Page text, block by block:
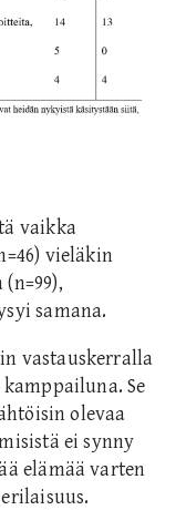
vaikka
vieläkin
samana.
vastauskerralla
Se
olevaa
ei synny
elämää varten